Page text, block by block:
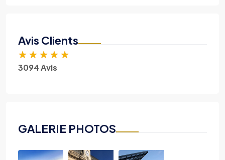
Avis Clients
★ ★ ★ ★ ★
3094 Avis
GALERIE PHOTOS